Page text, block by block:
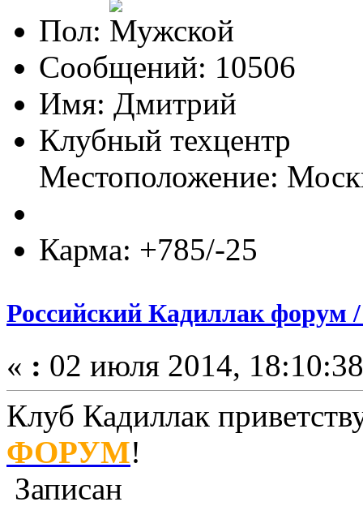
Пол:
Сообщений: 10506
Имя: Дмитрий
Клубный техцентр
Местоположение:
Карма: +785/-25
Российский Кадиллак форум
« : 02 июля 2014,
Клуб Кадиллак
ФОРУМ!
Записан